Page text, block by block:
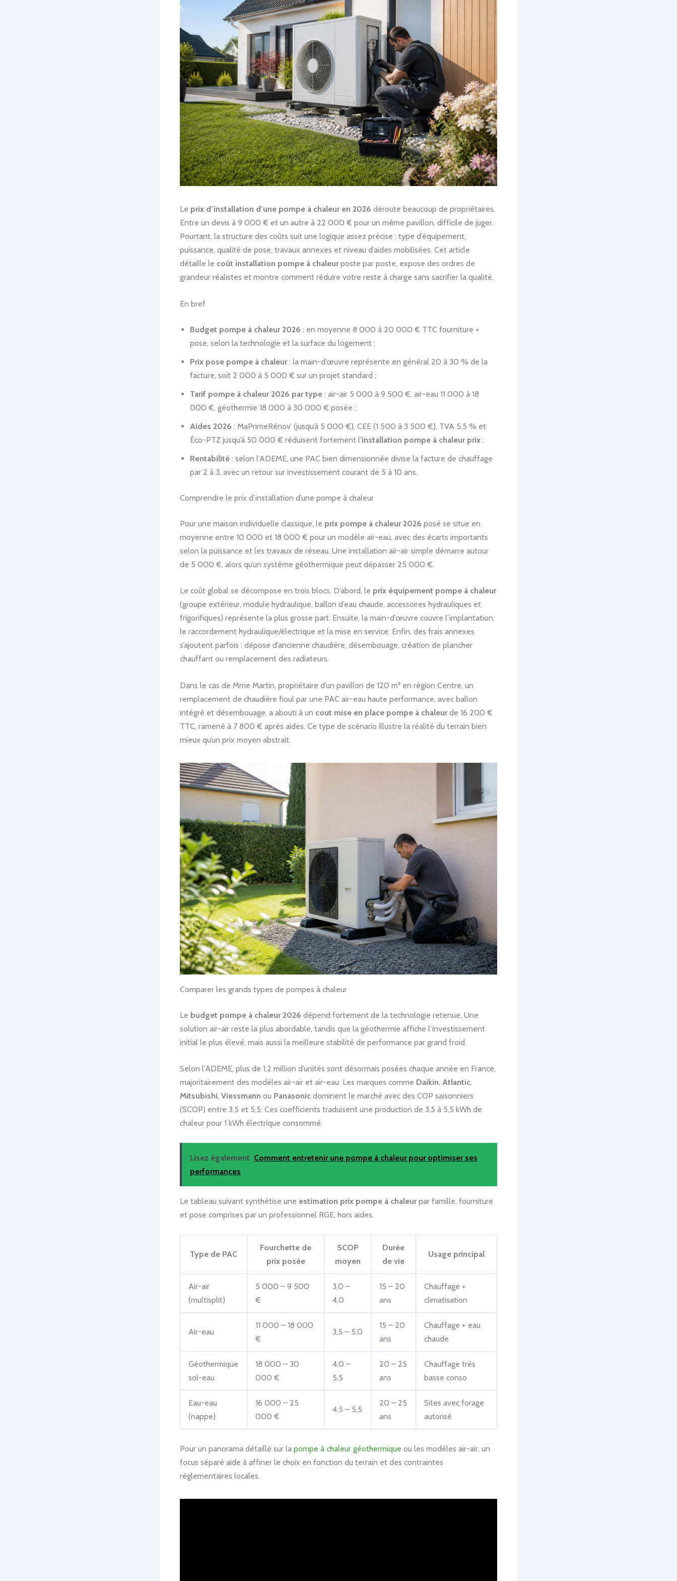
Le prix d’installation d’une pompe à chaleur en 2026 déroute beaucoup de propriétaires.
Entre un devis à 9 000 € et un autre à 22 000 € pour un même pavillon, difficile de juger.
Pourtant, la structure des coûts suit une logique assez précise : type d’équipement,
puissance, qualité de pose, travaux annexes et niveau d’aides mobilisées. Cet article
détaille le coût installation pompe à chaleurposte par poste, expose des ordres de
grandeur réalistes et montre comment réduire votre reste à charge sans sacrifier la qualité.
En bref
Budget pompe à chaleur 2026 : en moyenne 8 000 à 20 000 € TTC fourniture +
pose, selon la technologie et la surface du logement ;
Prix pose pompe à chaleur: la main-d’œuvre représente en général 20 à 30 % de la
facture, soit 2 000 à 5 000 € sur un projet standard ;
Tarif pompe à chaleur 2026 par type : air-air 5 000 à 9 500 €, air-eau 11 000 à 18
000 €, géothermie 18 000 à 30 000 € posée ;
Aides 2026 : MaPrimeRénov’ (jusqu’à 5 000 €), CEE (1 500 à 3 500 €), TVA 5,5 % et
Éco-PTZ jusqu’à 50 000 € réduisent fortement l’installation pompe à chaleur prix ;
Rentabilité : selon l’ADEME, une PAC bien dimensionnée divise la facture de chauffage
par 2 à 3, avec un retour sur investissement courant de 5 à 10 ans.
Comprendre le prix d’installation d’une pompe à chaleur
Pour une maison individuelle classique, le prix pompe à chaleur 2026 posé se situe en
moyenne entre 10 000 et 18 000 € pour un modèle air-eau, avec des écarts importants
selon la puissance et les travaux de réseau. Une installation air-air simple démarre autour
de 5 000 €, alors qu’un système géothermique peut dépasser 25 000 €.
Le coût global se décompose en trois blocs. D’abord, le prix équipement pompe à chaleur
(groupe extérieur, module hydraulique, ballon d’eau chaude, accessoires hydrauliques et
frigorifiques) représente la plus grosse part. Ensuite, la main-d’œuvre couvre l’implantation,
le raccordement hydraulique/électrique et la mise en service. Enfin, des frais annexes
s’ajoutent parfois : dépose d’ancienne chaudière, désembouage, création de plancher
chauffant ou remplacement des radiateurs.
Dans le cas de Mme Martin, propriétaire d’un pavillon de 120 m² en région Centre, un
remplacement de chaudière fioul par une PAC air-eau haute performance, avec ballon
intégré et désembouage, a abouti à un cout mise en place pompe à chaleurde 16 200 €
TTC, ramené à 7 800 € après aides. Ce type de scénario illustre la réalité du terrain bien
mieux qu’un prix moyen abstrait.
Comparer les grands types de pompes à chaleur
Le budget pompe à chaleur 2026 dépend fortement de la technologie retenue. Une
solution air-air reste la plus abordable, tandis que la géothermie affiche l’investissement
initial le plus élevé, mais aussi la meilleure stabilité de performance par grand froid.
Selon l’ADEME, plus de 1,2 million d’unités sont désormais posées chaque année en France,
majoritairement des modèles air-air et air-eau. Les marques comme Daikin, Atlantic,
Mitsubishi, Viessmann ou Panasonic dominent le marché avec des COP saisonniers
(SCOP) entre 3,5 et 5,5. Ces coefficients traduisent une production de 3,5 à 5,5 kWh de
chaleur pour 1 kWh électrique consommé.
Lisez également Comment entretenir une pompe à chaleur pour optimiser ses
performances
Le tableau suivant synthétise une estimation prix pompe à chaleurpar famille, fourniture
et pose comprises par un professionnel RGE, hors aides.
Type de PAC
Fourchette de
prix posée
SCOP
moyen
Durée
de vie
Usage principal
Air-air
(multisplit)
5 000 – 9 500
€
3,0 –
4,0
15 – 20
ans
Chauffage +
climatisation
Air-eau
11 000 – 18 000
€
3,5 – 5,0
15 – 20
ans
Chauffage + eau
chaude
Géothermique
sol-eau
18 000 – 30
000 €
4,0 –
5,5
20 – 25
ans
Chauffage très
basse conso
Eau-eau
(nappe)
16 000 – 25
000 €
4,5 – 5,5
20 – 25
ans
Sites avec forage
autorisé
Pour un panorama détaillé sur la pompe à chaleur géothermique ou les modèles air-air, un
focus séparé aide à affiner le choix en fonction du terrain et des contraintes
réglementaires locales.